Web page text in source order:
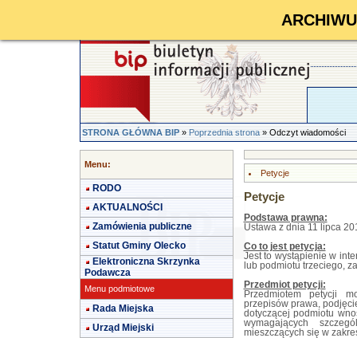
STRONA GŁÓWNA BIP»Poprzednia strona» Odczyt wiadomości
Menu:
RODO
AKTUALNOŚCI
Zamówienia publiczne
Statut Gminy Olecko
Elektroniczna Skrzynka
Podawcza
Menu podmiotowe
Rada Miejska
Urząd Miejski
Petycje
Petycje
Podstawa prawna:
Ustawa z dnia 11 lipca
Co to jest petycja:
Jest to wystąpienie w
lub podmiotu trzeciego,
Przedmiot petycji:
Przedmiotem petycji
przepisów prawa,
dotyczącej podmiotu
wymagających
mieszczących się w